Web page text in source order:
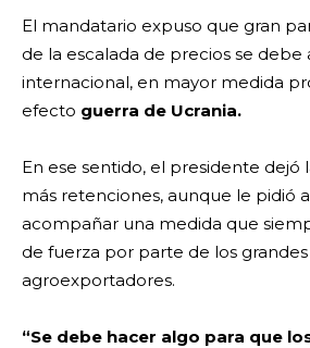
El mandatario expuso que gran
de la escalada de precios se
internacional, en mayor medida
efecto guerra de Ucrania.
En ese sentido, el presidente dejó
más retenciones, aunque le pidió
acompañar una medida que
de fuerza por parte de los grandes
agroexportadores.
“Se debe hacer algo para que